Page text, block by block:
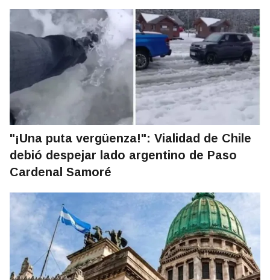
"¡Una puta vergüenza!": Vialidad de Chile
debió despejar lado argentino de Paso
Cardenal Samoré